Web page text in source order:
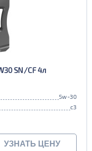
SN/CF 4л
5w-30
c3
УЗНАТЬ ЦЕНУ